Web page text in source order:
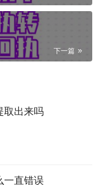
下一篇
取出来吗
一直错误